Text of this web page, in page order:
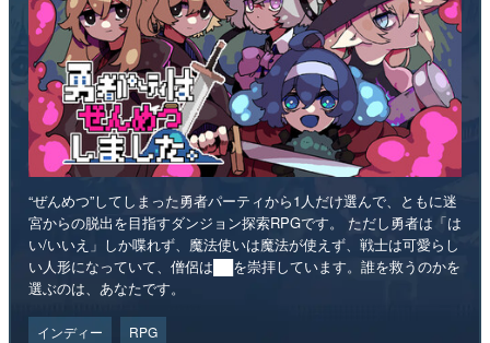
“ぜんめつ”してしまった勇者パーティから1人だけ選んで、ともに迷
宮からの脱出を目指すダンジョン探索RPGです。 ただし勇者は「は
い/いいえ」しか喋れず、魔法使いは魔法が使えず、戦士は可愛らし
い人形になっていて、僧侶は██を崇拝しています。誰を救うのかを
選ぶのは、あなたです。
インディー RPG